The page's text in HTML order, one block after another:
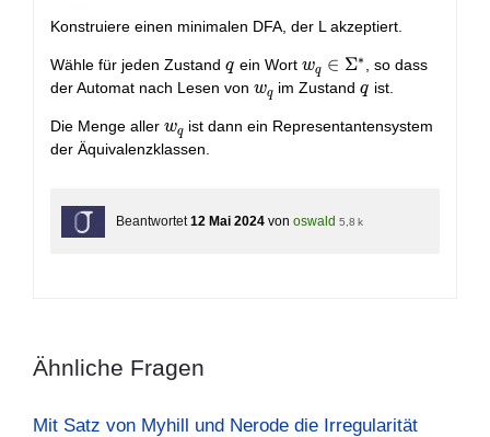
Konstruiere einen minimalen DFA, der L akzeptiert.
Wähle für jeden Zustand q
q ein Wort w_q\in
\Sigma^*
wq ∈ Σ∗
, so dass
der Automat nach Lesen von w_q
wq im Zustandq
q ist.
Die Menge aller w_q
wq ist dann ein Representantensystem
der Äquivalenzklassen.
Beantwortet 12 Mai 2024 von oswald 5,8 k
Ähnliche Fragen
Mit Satz von Myhill und Nerode die Irregularität